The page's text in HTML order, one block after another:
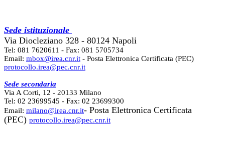
Sede istituzionale
Via Diocleziano 328 - 80124 Napoli
Tel: 081 7620611 - Fax: 081 5705734
Email: mbox@irea.cnr.it - Posta Elettronica Certificata (PEC)
protocollo.irea@pec.cnr.it
Sede secondaria
Via A Corti, 12 - 20133 Milano
Tel: 02 23699545 - Fax: 02 23699300
Email: milano@irea.cnr.it- Posta Elettronica Certificata
(PEC) protocollo.irea@pec.cnr.it